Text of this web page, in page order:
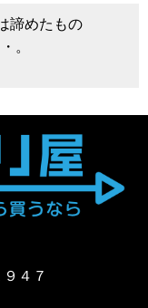
諦めたもの
。
４７